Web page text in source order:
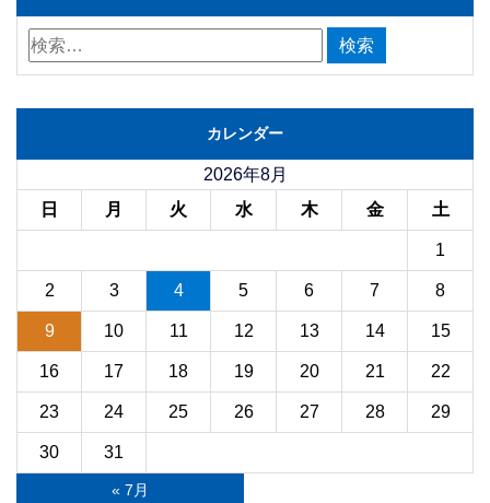
カレンダー
2026年8月
日
月 火 水 木 金 土
1
2 3 4 5 6 7 8
9 10 11 12 13 14 15
16 17 18 19 20 21 22
23 24 25 26 27 28 29
30 31
« 7月